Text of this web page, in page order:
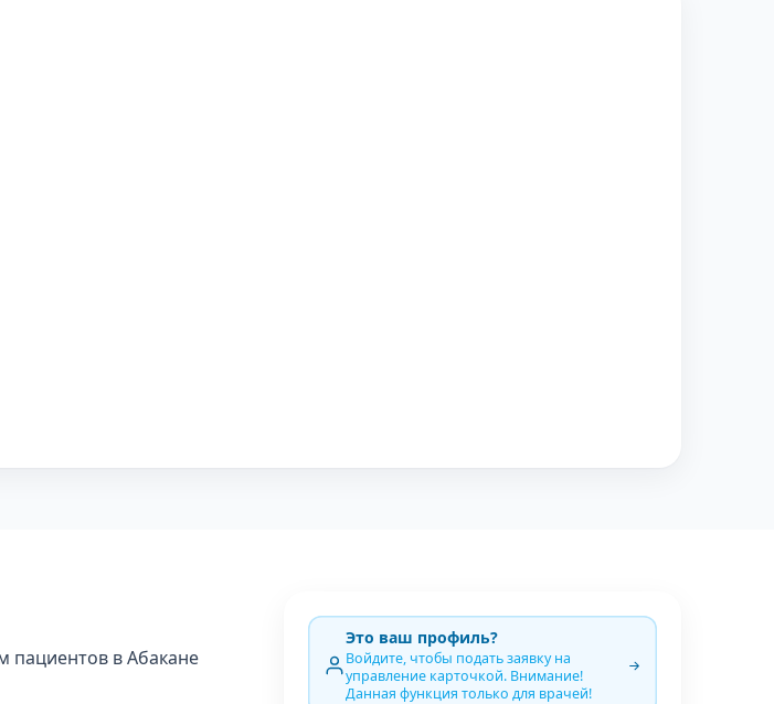
пациентов в Абакане
Это ваш профиль?
Войдите, чтобы подать заявку на
управление карточкой. Внимание!
Данная функция только для врачей!